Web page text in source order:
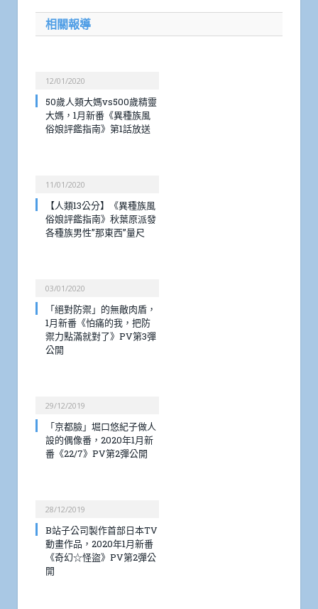
相關報導
12/01/2020
50歲人類大媽vs500歲精靈
大媽，1月新番《異種族風
俗娘評鑑指南》第1話放送
11/01/2020
【人類13公分】《異種族風
俗娘評鑑指南》秋葉原派發
各種族男性”那東西”量尺
03/01/2020
「絕對防禦」的無敵肉盾，
1月新番《怕痛的我，把防
禦力點滿就對了》PV第3彈
公開
29/12/2019
「京都臉」堀口悠紀子做人
設的偶像番，2020年1月新
番《22/7》PV第2彈公開
28/12/2019
B站子公司製作首部日本TV
動畫作品，2020年1月新番
《奇幻☆怪盜》PV第2彈公
開